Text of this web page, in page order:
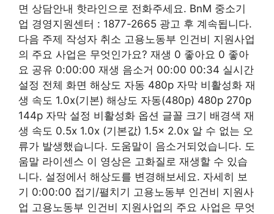
면 상담안내 핫라인으로 전화주세요. BnM 중소기
업 경영지원센터 : 1877-2665 광고 후 계속됩니다.
다음 주제 작성자 취소 고용노동부 인건비 지원사업
의 주요 사업은 무엇인가요? 재생 0 좋아요 0 좋아
요 공유 0:00:00 재생 음소거 00:00 00:34 실시간
설정 전체 화면 해상도 자동 480p 자막 비활성화 재
생 속도 1.0x(기본) 해상도 자동(480p) 480p 270p
144p 자막 설정 비활성화 옵션 글꼴 크기 배경색 재
생 속도 0.5x 1.0x (기본값) 1.5x 2.0x 알 수 없는 오
류가 발생했습니다. 도움말이 음소거되었습니다. 도
움말 라이센스 이 영상은 고화질로 재생할 수 있습
니다. 설정에서 해상도를 변경해보세요. 자세히 보
기 0:00:00 접기/펼치기 고용노동부 인건비 지원사
업 고용노동부 인건비 지원사업의 주요 사업은 무엇